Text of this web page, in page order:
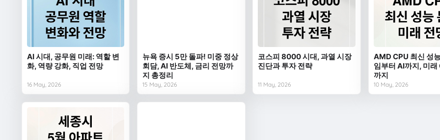
AI 시대, 공무원 미래: 역할 변
화, 역량 강화, 직업 전망
16 May, 2026
뉴욕 증시 5만 돌파! 미중 정상
회담, AI 반도체, 금리 전망까
지 총정리
15 May, 2026
코스피 8000 시대, 과열 시장
진단과 투자 전략
11 May, 2026
AMD CPU 최신 성
임부터 AI까지, 미래
까지
10 May, 2026